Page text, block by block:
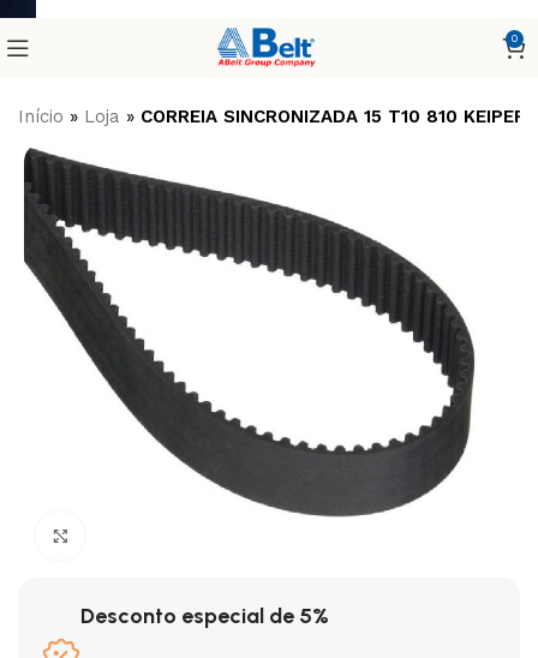
0
Início » Loja » CORREIA SINCRONIZADA 15 T10 810 KEIPER
Desconto especial de 5%